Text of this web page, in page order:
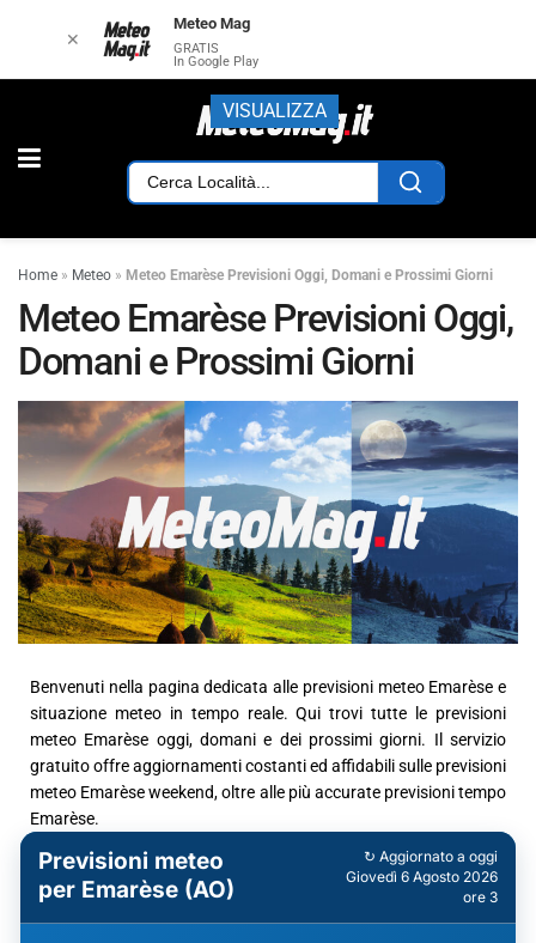
Home » Meteo » Meteo Emarèse Previsioni Oggi, Domani e Prossimi Giorni
Meteo Emarèse Previsioni Oggi,
Domani e Prossimi Giorni
Benvenuti nella pagina dedicata alle previsioni meteo Emarèse e
situazione meteo in tempo reale. Qui trovi tutte le previsioni
meteo Emarèse oggi, domani e dei prossimi giorni. Il servizio
gratuito offre aggiornamenti costanti ed affidabili sulle previsioni
meteo Emarèse weekend, oltre alle più accurate previsioni tempo
Emarèse.
Previsioni meteo
per Emarèse (AO)
↻ Aggiornato a oggi
Giovedì 6 Agosto 2026
ore 3
✕
Meteo Mag
GRATIS
In Google Play
VISUALIZZA